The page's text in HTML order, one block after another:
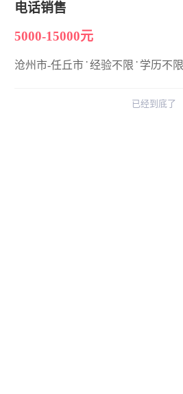
电话销售
5000-15000元
沧州市-任丘市 ·经验不限 · 学历不限
已经到底了